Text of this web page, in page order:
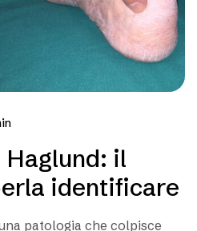
il
identificare
patologia che colpisce